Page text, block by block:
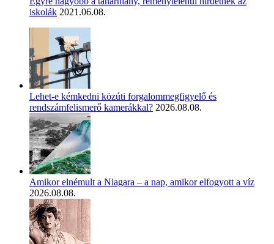
iskolák 2021.06.08.
Lehet-e kémkedni közúti forgalommegfigyelő és
rendszámfelismerő kamerákkal? 2026.08.08.
Amikor elnémult a Niagara – a nap, amikor elfogyott a víz
2026.08.08.